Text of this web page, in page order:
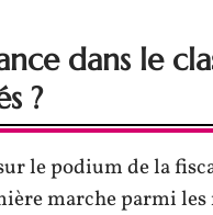
dans le
?
le podium de la
marche parmi les